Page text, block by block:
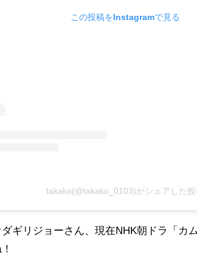
この投稿をInstagramで見る
takako(@takako_0103)がシェアした投
ギリジョーさん、現在NHK朝ドラ「カ